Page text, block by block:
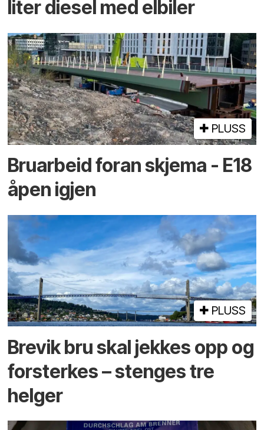
liter diesel med elbiler
PLUSS
Bruarbeid foran skjema - E18
åpen igjen
PLUSS
Brevik bru skal jekkes opp og
forsterkes – stenges tre
helger